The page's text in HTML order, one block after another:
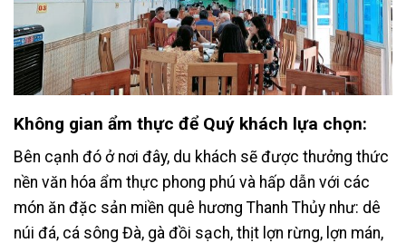
Không gian ẩm thực để Quý khách lựa chọn:
Bên cạnh đó ở nơi đây, du khách sẽ được thưởng thức
nền văn hóa ẩm thực phong phú và hấp dẫn với các
món ăn đặc sản miền quê hương Thanh Thủy như: dê
núi đá, cá sông Đà, gà đồi sạch, thịt lợn rừng, lợn mán,